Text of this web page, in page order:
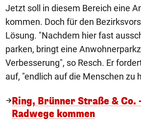
Jetzt soll in diesem Bereich eine
kommen. Doch für den
Lösung. "Nachdem hier fast
parken, bringt eine
Verbesserung", so Resch. Er
auf, "endlich auf die Menschen zu
Ring, Brünner Straße & Co.
Radwege kommen